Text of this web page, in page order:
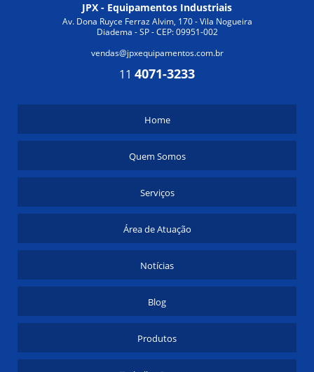
COMO ESCOLHER O TROCADOR DE CALOR ALETADO IDEAL
PARA SUA NECESSIDADE
PARA SUA NECESSIDADE
COMO ESCOLHER O TROCADOR DE CALOR INDUSTRIAL
PARA SUA EMPRESA
COMO ESCOLHER O TROCADOR DE CALOR INDUSTRIAL IDEAL
PARA SUA INDÚSTRIA
COMO ESCOLHER O VASO DE PRESSÃO PARA AR COMPRIMIDO
PERFEITO PARA SUAS NECESSIDADES
COMO ESCOLHER OS MELHORES FABRICANTES DE
TROCADORES DE CALOR
COMO ESCOLHER OS MELHORES TANQUES PARA PRODUTOS
OTIMIZAR SUA PRODUÇÃO
COMO ESCOLHER RESFRIADORES DE AR PARA INDÚSTRIA E
MELHORAR O AMBIENTE DE TRABALHO
COMO ESCOLHER RESFRIADORES DE AR PARA INDÚSTRIA
COMO ESCOLHER TANQUES EM AÇO CARBONO PARA SUA
JPX - Equipamentos Industriais
Av. Dona Ruyce Ferraz Alvim, 170 - Vila Nogueira
Diadema - SP - CEP: 09951-002
vendas@jpxequipamentos.com.br
11 4071-3233
Home
Quem Somos
Serviços
Área de Atuação
Notícias
Blog
Produtos